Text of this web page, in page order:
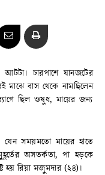
চারপাশে যানজটের
মাঝে বাস থেকে নামছিলেন
ছিল ওষুধ, মায়ের জন্য
যেন সময়মতো মায়ের হাতে
অসতর্কতা, পা হড়কে
হয় রিয়া মজুমদার (২৪)।